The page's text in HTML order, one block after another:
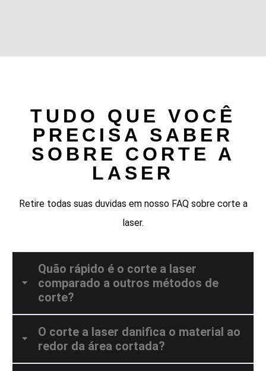
TUDO QUE VOCÊ
PRECISA SABER
SOBRE CORTE A
LASER
Retire todas suas duvidas em nosso FAQ sobre corte a
laser.
Quão rápido é o corte a laser
comparado a outros métodos de
corte?
O corte a laser danifica o material ao
redor da área cortada?